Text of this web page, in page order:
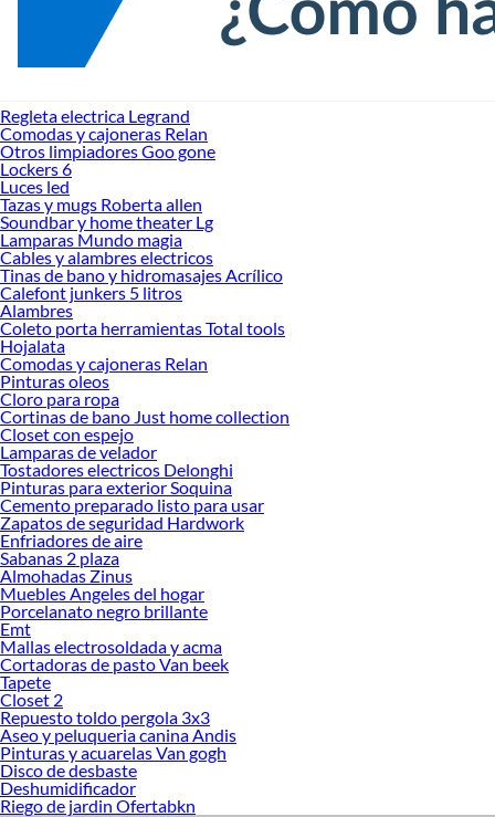
Regleta electrica Legrand
Comodas y cajoneras Relan
Otros limpiadores Goo gone
Lockers 6
Luces led
Tazas y mugs Roberta allen
Soundbar y home theater Lg
Lamparas Mundo magia
Cables y alambres electricos
Tinas de bano y hidromasajes Acrílico
Calefont junkers 5 litros
Alambres
Coleto porta herramientas Total tools
Hojalata
Comodas y cajoneras Relan
Pinturas oleos
Cloro para ropa
Cortinas de bano Just home collection
Closet con espejo
Lamparas de velador
Tostadores electricos Delonghi
Pinturas para exterior Soquina
Cemento preparado listo para usar
Zapatos de seguridad Hardwork
Enfriadores de aire
Sabanas 2 plaza
Almohadas Zinus
Muebles Angeles del hogar
Porcelanato negro brillante
Emt
Mallas electrosoldada y acma
Cortadoras de pasto Van beek
Tapete
Closet 2
Repuesto toldo pergola 3x3
Aseo y peluqueria canina Andis
Pinturas y acuarelas Van gogh
Disco de desbaste
Deshumidificador
Riego de jardin Ofertabkn